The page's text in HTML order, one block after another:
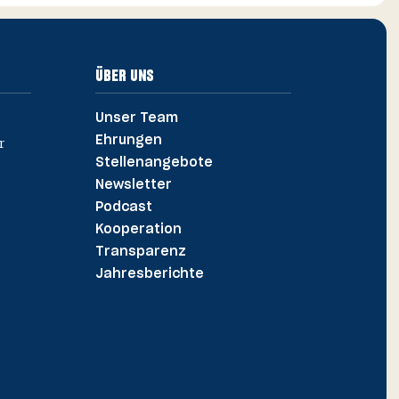
Dr. Susanne Schreiner
ÜBER UNS
Unser Team
Ehrungen
Stellenangebote
Newsletter
Podcast
Kooperation
Transparenz
Jahres­berichte